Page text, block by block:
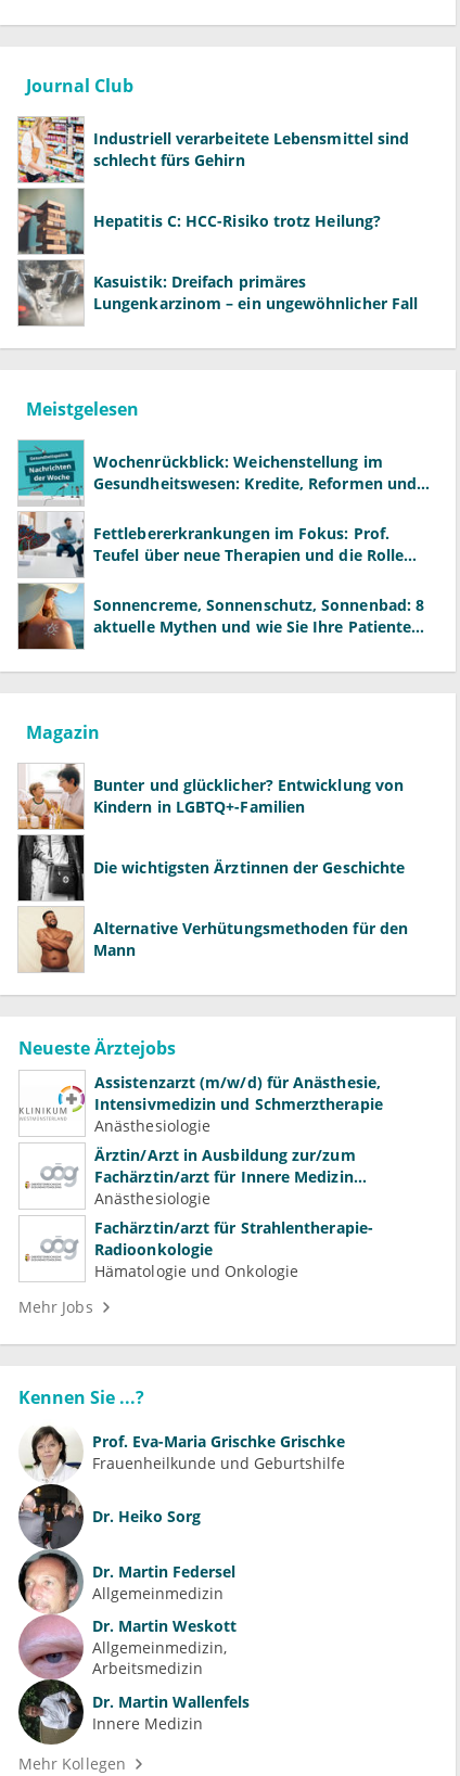
Journal Club
Industriell verarbeitete Lebensmittel sind
schlecht fürs Gehirn
Hepatitis C: HCC-Risiko trotz Heilung?
Kasuistik: Dreifach primäres
Lungenkarzinom – ein ungewöhnlicher Fall
Meistgelesen
Wochenrückblick: Weichenstellung im
Gesundheitswesen: Kredite, Reformen und
Fettlebererkrankungen im Fokus: Prof.
Teufel über neue Therapien und die Rolle
Sonnencreme, Sonnenschutz, Sonnenbad: 8
aktuelle Mythen und wie Sie Ihre Patienten
Magazin
Bunter und glücklicher? Entwicklung von
Kindern in LGBTQ+-Familien
Die wichtigsten Ärztinnen der Geschichte
Alternative Verhütungsmethoden für den
Mann
Neueste Ärztejobs
Assistenzarzt (m/w/d) für Anästhesie,
Intensivmedizin und Schmerztherapie
Anästhesiologie
Ärztin/Arzt in Ausbildung zur/zum
Fachärztin/arzt für Innere Medizin
(Kardiologie, Nephrologie, Intensivmedizin)
Anästhesiologie
Fachärztin/arzt für Strahlentherapie-
Radioonkologie
Hämatologie und Onkologie
Mehr Jobs
Kennen Sie ...?
Prof. Eva-Maria Grischke Grischke
Frauenheilkunde und Geburtshilfe
Dr. Heiko Sorg
Dr. Martin Federsel
Allgemeinmedizin
Dr. Martin Weskott
Allgemeinmedizin
Arbeitsmedizin
Dr. Martin Wallenfels
Innere Medizin
Mehr Kollegen